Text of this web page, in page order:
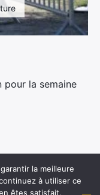
pour la semaine
la meilleure
à utiliser ce
êtes satisfait.